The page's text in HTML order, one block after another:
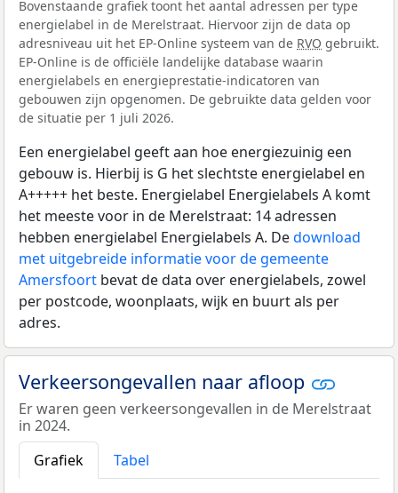
Bovenstaande grafiek toont het aantal adressen per type
energielabel in de Merelstraat. Hiervoor zijn de data op
adresniveau uit het EP-Online systeem van de RVO gebruikt.
EP-Online is de officiële landelijke database waarin
energielabels en energieprestatie-indicatoren van
gebouwen zijn opgenomen. De gebruikte data gelden voor
de situatie per 1 juli 2026.
Een energielabel geeft aan hoe energiezuinig een
gebouw is. Hierbij is G het slechtste energielabel en
A+++++ het beste. Energielabel Energielabels A komt
het meeste voor in de Merelstraat: 14 adressen
hebben energielabel Energielabels A. Dedownload
met uitgebreide informatie voor de gemeente
Amersfoort bevat de data over energielabels, zowel
per postcode, woonplaats, wijk en buurt als per
adres.
Verkeersongevallen naar afloop
Er waren geen verkeersongevallen in de Merelstraat
in 2024.
Grafiek
Tabel